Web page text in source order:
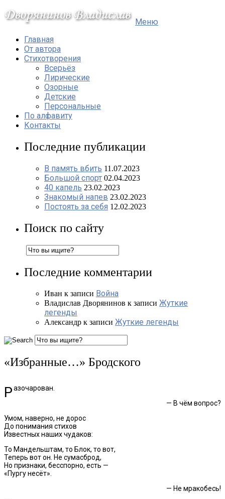
Меню
Главная
От автора
Стихотворения
Всерьёз
Лирические
Озорные
Детские
Персональные
По алфавиту
Контакты
Последние публикации
В память вбить 11.07.2023
Большой спорт 02.04.2023
40 капель 23.02.2023
Знакомый напев 23.02.2023
Постоять за себя 12.02.2023
Поиск по сайту
Последние комментарии
Иван к записи Война
Владислав Дворянинов к записи Жуткие
легенды
Александр к записи Жуткие легенды
«Избранные…» Бродского
Разочарован.
— В чём вопрос?
Умом, наверно, не дорос
До понимания стихов
Известных наших чудаков:
То Мандельштам, то Блок, то вот,
Теперь вот он. Не сумасброд,
Но признаки, бесспорно, есть —
«Пургу несёт».
— Не мракобесь!